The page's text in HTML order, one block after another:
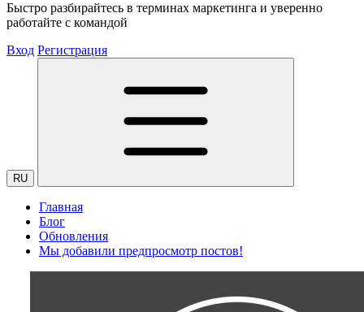
Быстро разбирайтесь в терминах маркетинга и уверенно
работайте с командой
Вход Регистрация
RU
Главная
Блог
Обновления
Мы добавили предпросмотр постов!